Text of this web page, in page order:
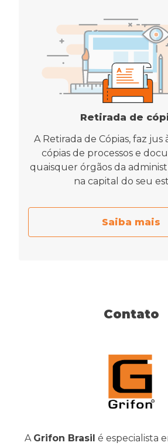
Retirada de
A Retirada de Cópias, faz jus
cópias de processos e
quaisquer órgãos da
na capital do seu
Saiba mais
Contato
A Grifon Brasil é especialista